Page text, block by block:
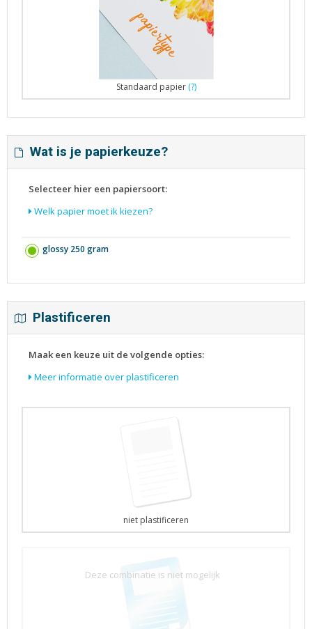
Standaard papier (?)
Wat is je papierkeuze?
Selecteer hier een papiersoort:
Welk papier moet ik kiezen?
glossy 250 gram
Plastificeren
Maak een keuze uit de volgende opties:
Meer informatie over plastificeren
niet plastificeren
Deze combinatie is niet mogelijk